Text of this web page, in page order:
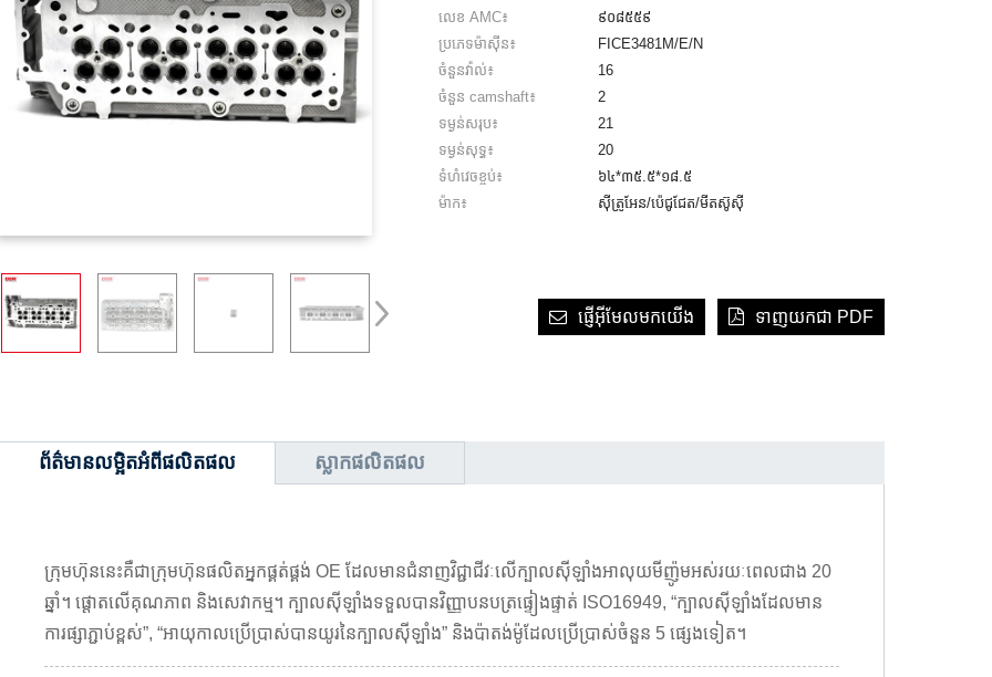
លេខ AMC៖
៩០៨៥៥៩
ប្រភេទម៉ាស៊ីន៖
FICE3481M/E/N
ចំនួនវ៉ាល់៖
16
ចំនួន camshaft៖
2
ទម្ងន់សរុប៖
21
ទម្ងន់សុទ្ធ៖
20
ទំហំវេចខ្ចប់៖
៦៤*៣៥.៥*១៨.៥
ម៉ាក៖
ស៊ីត្រូអែន/ប៉េជូជែត/មីតស៊ូស៊ី
ផ្ញើអ៊ីមែលមកយើង ទាញយកជា PDF
ព័ត៌មានលម្អិតអំពីផលិតផល ស្លាកផលិតផល
ក្រុមហ៊ុននេះគឺជាក្រុមហ៊ុនផលិតអ្នកផ្គត់ផ្គង់ OE ដែលមានជំនាញវិជ្ជាជីវៈលើក្បាលស៊ីឡាំងអាលុយមីញ៉ូមអស់រយៈពេលជាង 20
ឆ្នាំ។ ផ្តោតលើគុណភាព និងសេវាកម្ម។ ក្បាលស៊ីឡាំងទទួលបានវិញ្ញាបនបត្រផ្ទៀងផ្ទាត់ ISO16949, “ក្បាលស៊ីឡាំងដែលមាន
ការផ្សាភ្ជាប់ខ្ពស់”, “អាយុកាលប្រើប្រាស់បានយូរនៃក្បាលស៊ីឡាំង” និងប៉ាតង់ម៉ូដែលប្រើប្រាស់ចំនួន 5 ផ្សេងទៀត។